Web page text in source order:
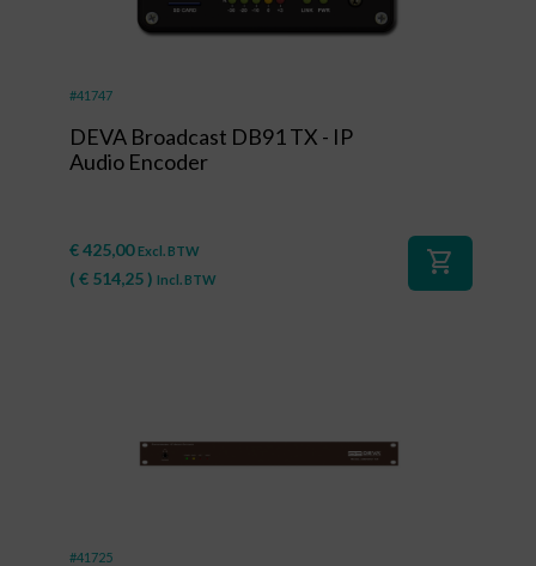
#41747
DEVA Broadcast DB91 TX - IP
Audio Encoder
€425,00 Excl. BTW
( € 514,25) Incl. BTW
shopping_cart
#41725